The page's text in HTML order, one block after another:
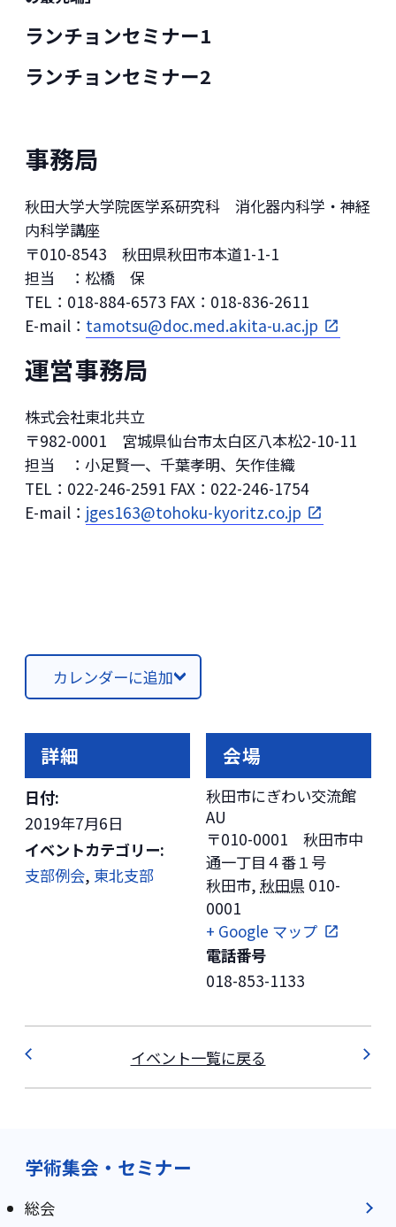
ランチョンセミナー1
ランチョンセミナー2
事務局
秋田大学大学院医学系研究科 消化器内科学・神経
内科学講座
〒010-8543 秋田県秋田市本道1-1-1
担当 ：松橋 保
TEL：018-884-6573 FAX：018-836-2611
E-mail： tamotsu@doc.med.akita-u.ac.jp
運営事務局
株式会社東北共立
〒982-0001 宮城県仙台市太白区八本松2-10-11
担当 ：小足賢一、千葉孝明、矢作佳織
TEL：022-246-2591 FAX：022-246-1754
E-mail： jges163@tohoku-kyoritz.co.jp
カレンダーに追加
詳細
日付:
2019年7月6日
イベントカテゴリー:
支部例会, 東北支部
会場
秋田市にぎわい交流館
AU
〒010-0001 秋田市中
通一丁目４番１号
秋田市, 秋田県 010-
0001
+ Google マップ
電話番号
018-853-1133
イベント一覧に戻る
学術集会・セミナー
総会